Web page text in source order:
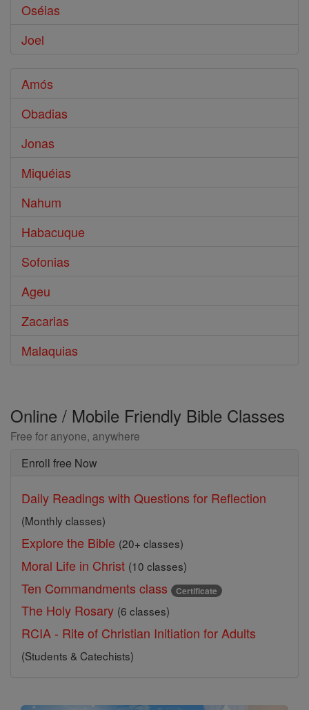
Oséias
Joel
Amós
Obadias
Jonas
Miquéias
Nahum
Habacuque
Sofonias
Ageu
Zacarias
Malaquias
Online / Mobile Friendly Bible Classes
Free for anyone, anywhere
Enroll free Now
Daily Readings with Questions for Reflection
(Monthly classes)
Explore the Bible (20+ classes)
Moral Life in Christ (10 classes)
Ten Commandments class Certificate
The Holy Rosary (6 classes)
RCIA - Rite of Christian Initiation for Adults
(Students & Catechists)